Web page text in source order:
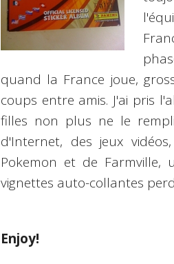
quand la France joue,
coups entre amis. J'ai pris
filles non plus ne le
d'Internet, des jeux
Pokemon et de
vignettes auto-collantes
Enjoy!